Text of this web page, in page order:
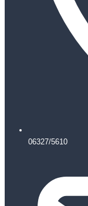
06327/5610